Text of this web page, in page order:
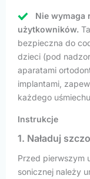
Nie wymaga
użytkowników.
bezpieczna do
dzieci (pod
aparatami
implantami,
każdego
Instrukcje
1. Naładuj
Przed pierwszym
sonicznej należy